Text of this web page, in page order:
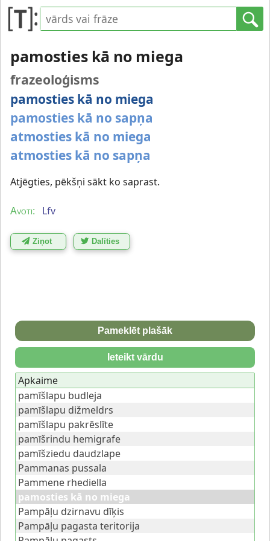
pamosties kā no miega
frazeoloģisms
pamosties kā no miega
pamosties kā no sapņa
atmosties kā no miega
atmosties kā no sapņa
Atjēgties, pēkšņi sākt ko saprast.
Avoti: Lfv
Ziņot Dalīties
Pameklēt plašāk
Ieteikt vārdu
Apkaime
pamīšlapu budleja
pamīšlapu dižmeldrs
pamīšlapu pakrēslīte
pamīšrindu hemigrafe
pamīšziedu daudzlape
Pammanas pussala
Pammene rhediella
pamosties kā no miega
Pampāļu dzirnavu dīķis
Pampāļu pagasta teritorija